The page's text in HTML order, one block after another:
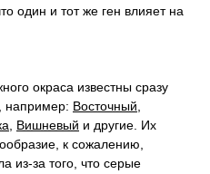
один и тот же ген влияет на
окраса известны сразу
например: Восточный
Вишневый и другие. Их
к сожалению,
из-за того, что серые